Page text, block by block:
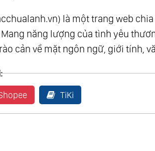
là một trang web
năng lượng của tình yêu
cản về mặt ngôn ngữ, giới tính,
TiKi